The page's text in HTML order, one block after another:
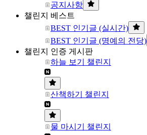
공지사항
챌린지 베스트
BEST 인기글 (실시간)
BEST 인기글 (명예의 전당)
챌린지 인증 게시판
하늘 보기 챌린지
산책하기 챌린지
물 마시기 챌린지